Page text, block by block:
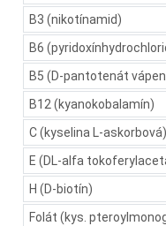
B3 (nikotínamid)
B6
B5 (D-pantotenát
B12 (kyanokobalamín)
C (kyselina L-askorbová)
E (DL-alfa
H (D-biotín)
Folát (kys.